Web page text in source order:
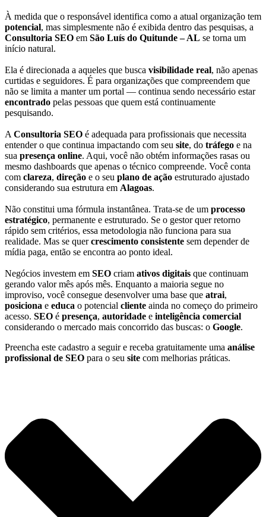
À medida que o responsável identifica como a atual organização tem
potencial, mas simplesmente não é exibida dentro das pesquisas, a
Consultoria SEO em São Luís do Quitunde – AL se torna um
início natural.
Ela é direcionada a aqueles que busca visibilidade real, não apenas
curtidas e seguidores. É para organizações que compreendem que
não se limita a manter um portal — continua sendo necessário estar
encontrado pelas pessoas que quem está continuamente
pesquisando.
A Consultoria SEO é adequada para profissionais que necessita
entender o que continua impactando com seu site, do tráfego e na
sua presença online. Aqui, você não obtém informações rasas ou
mesmo dashboards que apenas o técnico compreende. Você conta
com clareza, direção e o seu plano de ação estruturado ajustado
considerando sua estrutura em Alagoas.
Não constitui uma fórmula instantânea. Trata-se de um processo
estratégico, permanente e estruturado. Se o gestor quer retorno
rápido sem critérios, essa metodologia não funciona para sua
realidade. Mas se quercrescimento consistente sem depender de
mídia paga, então se encontra ao ponto ideal.
Negócios investem em SEO criam ativos digitais que continuam
gerando valor mês após mês. Enquanto a maioria segue no
improviso, você consegue desenvolver uma base que atrai,
posiciona e educa o potencial cliente ainda no começo do primeiro
acesso. SEO é presença, autoridade e inteligência comercial
considerando o mercado mais concorrido das buscas: o Google.
Preencha este cadastro a seguir e receba gratuitamente uma análise
profissional de SEO para o seu site com melhorias práticas.